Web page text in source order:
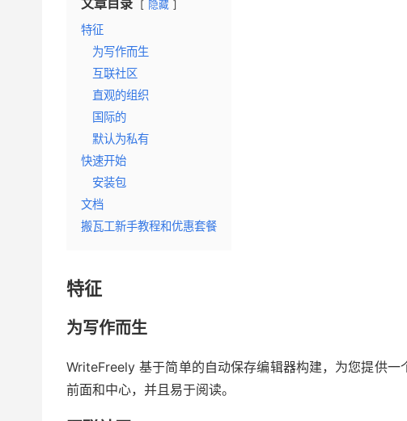
文章目录 隐藏
特征
为写作而生
互联社区
直观的组织
国际的
默认为私有
快速开始
安装包
文档
搬瓦工新手教程和优惠套餐
特征
为写作而生
WriteFreely 基于简单的自动保存编辑器构建，为您提供
前面和中心，并且易于阅读。